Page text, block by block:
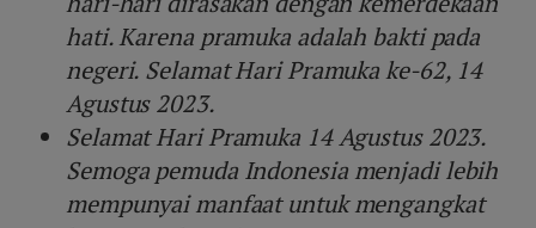
hati. Karena pramuka adalah bakti pada
negeri. Selamat Hari Pramuka ke-62, 14
Agustus 2023.
Selamat Hari Pramuka 14 Agustus 2023.
Semoga pemuda Indonesia menjadi lebih
mempunyai manfaat untuk mengangkat